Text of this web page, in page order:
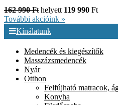
162 990 Fthelyett 119 990 Ft
További akcióink »
Kínálatunk
Medencék és kiegészítők
Masszázsmedencék
Nyár
Otthon
Felfújható matracok,
Konyha